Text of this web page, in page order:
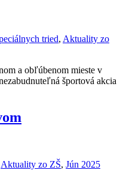
tried, Aktuality zo
a obľúbenom mieste v
športová akcia
Aktuality zo ZŠ, Jún 2025